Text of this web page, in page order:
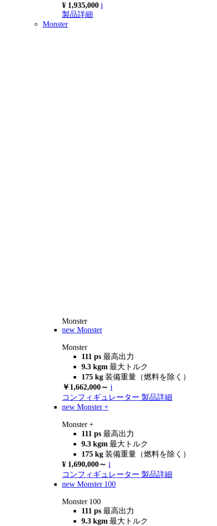
¥ 1,935,000 i
製品詳細
Monster
Monster
new Monster
Monster
111 ps 最高出力
9.3 kgm 最大トルク
175 kg 装備重量（燃料を除く）
￥1,662,000～ i
コンフィギュレーター 製品詳細
new Monster +
Monster +
111 ps 最高出力
9.3 kgm 最大トルク
175 kg 装備重量（燃料を除く）
¥ 1,690,000～ i
コンフィギュレーター 製品詳細
new Monster 100
Monster 100
111 ps 最高出力
9.3 kgm 最大トルク